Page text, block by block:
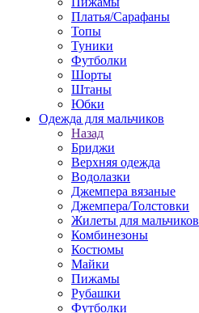
Платья/Сарафаны
Топы
Туники
Футболки
Шорты
Штаны
Юбки
Одежда для мальчиков
Назад
Бриджи
Верхняя одежда
Водолазки
Джемпера вязаные
Джемпера/Толстовки
Жилеты для мальчиков
Комбинезоны
Костюмы
Майки
Пижамы
Рубашки
Футболки